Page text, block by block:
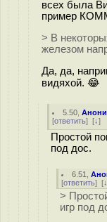
всех была
пример
> В
железом
Да, да,
видяхой. 😂
5.50 ,
[ответить] [↓]
Простой
под дос.
6.51 ,
[ответить] [↓
>
игр под